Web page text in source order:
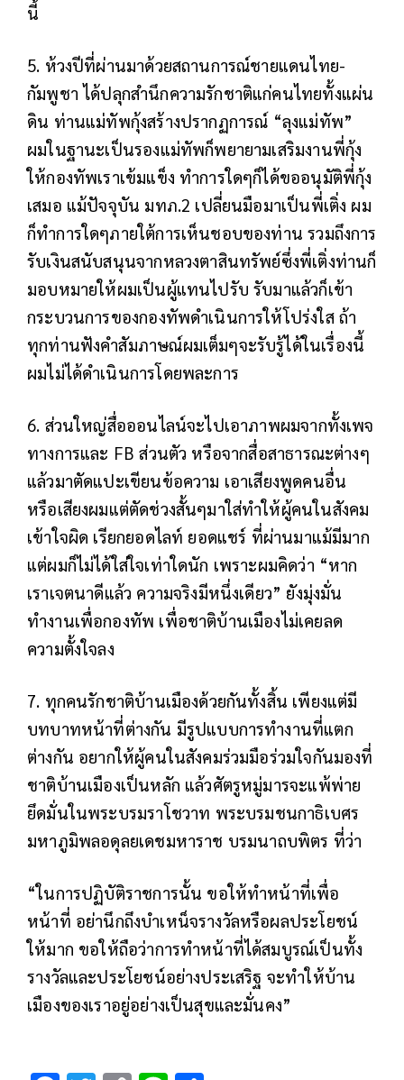
นี้
5. ห้วงปีที่ผ่านมาด้วยสถานการณ์ชายแดนไทย-
กัมพูชา ได้ปลุกสำนึกความรักชาติแก่คนไทยทั้งแผ่น
ดิน ท่านแม่ทัพกุ้งสร้างปรากฏการณ์ “ลุงแม่ทัพ”
ผมในฐานะเป็นรองแม่ทัพก็พยายามเสริมงานพี่กุ้ง
ให้กองทัพเราเข้มแข็ง ทำการใดๆก็ได้ขออนุมัติพี่กุ้ง
เสมอ แม้ปัจจุบัน มทภ.2 เปลี่ยนมือมาเป็นพี่เติ่ง ผม
ก็ทำการใดๆภายใต้การเห็นชอบของท่าน รวมถึงการ
รับเงินสนับสนุนจากหลวงตาสินทรัพย์ซึ่งพี่เติ่งท่านก็
มอบหมายให้ผมเป็นผู้แทนไปรับ รับมาแล้วก็เข้า
กระบวนการของกองทัพดำเนินการให้โปร่งใส ถ้า
ทุกท่านฟังคำสัมภาษณ์ผมเต็มๆจะรับรู้ได้ในเรื่องนี้
ผมไม่ได้ดำเนินการโดยพละการ
6. ส่วนใหญ่สื่อออนไลน์จะไปเอาภาพผมจากทั้งเพจ
ทางการและ FB ส่วนตัว หรือจากสื่อสาธารณะต่างๆ
แล้วมาตัดแปะเขียนข้อความ เอาเสียงพูดคนอื่น
หรือเสียงผมแต่ตัดช่วงสั้นๆมาใส่ทำให้ผู้คนในสังคม
เข้าใจผิด เรียกยอดไลท์ ยอดแชร์ ที่ผ่านมาแม้มีมาก
แต่ผมก็ไม่ได้ใส่ใจเท่าใดนัก เพราะผมคิดว่า “หาก
เราเจตนาดีแล้ว ความจริงมีหนึ่งเดียว” ยังมุ่งมั่น
ทำงานเพื่อกองทัพ เพื่อชาติบ้านเมืองไม่เคยลด
ความตั้งใจลง
7. ทุกคนรักชาติบ้านเมืองด้วยกันทั้งสิ้น เพียงแต่มี
บทบาทหน้าที่ต่างกัน มีรูปแบบการทำงานที่แตก
ต่างกัน อยากให้ผู้คนในสังคมร่วมมือร่วมใจกันมองที่
ชาติบ้านเมืองเป็นหลัก แล้วศัตรูหมู่มารจะแพ้พ่าย
ยึดมั่นในพระบรมราโชวาท พระบรมชนกาธิเบศร
มหาภูมิพลอดุลยเดชมหาราช บรมนาถบพิตร ที่ว่า
“ในการปฏิบัติราชการนั้น ขอให้ทำหน้าที่เพื่อ
หน้าที่ อย่านึกถึงบำเหน็จรางวัลหรือผลประโยชน์
ให้มาก ขอให้ถือว่าการทำหน้าที่ได้สมบูรณ์เป็นทั้ง
รางวัลและประโยชน์อย่างประเสริฐ จะทำให้บ้าน
เมืองของเราอยู่อย่างเป็นสุขและมั่นคง”